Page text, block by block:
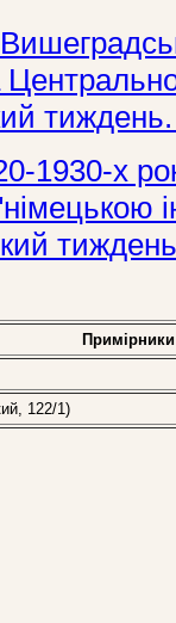
1930-х
Примірники
122/1)